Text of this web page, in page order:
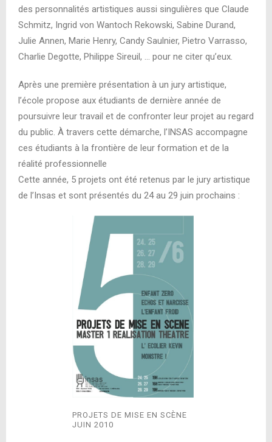
des personnalités artistiques aussi singulières que Claude
Schmitz, Ingrid von Wantoch Rekowski, Sabine Durand,
Julie Annen, Marie Henry, Candy Saulnier, Pietro Varrasso,
Charlie Degotte, Philippe Sireuil, … pour ne citer qu’eux.
Après une première présentation à un jury artistique,
l’école propose aux étudiants de dernière année de
poursuivre leur travail et de confronter leur projet au regard
du public. À travers cette démarche, l’INSAS accompagne
ces étudiants à la frontière de leur formation et de la
réalité professionnelle
Cette année, 5 projets ont été retenus par le jury artistique
de l’Insas et sont présentés du 24 au 29 juin prochains :
PROJETS DE MISE EN SCÈNE
JUIN 2010